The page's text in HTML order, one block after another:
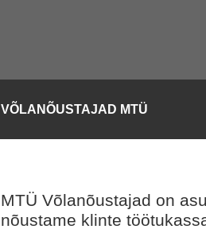
VÕLANÕUSTAJAD MTÜ
MTÜ Võlanõustajad on
nõustame klinte